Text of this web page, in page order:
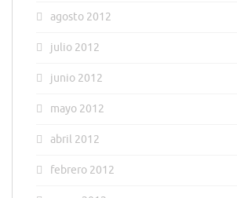
agosto 2012
julio 2012
junio 2012
mayo 2012
abril 2012
febrero 2012